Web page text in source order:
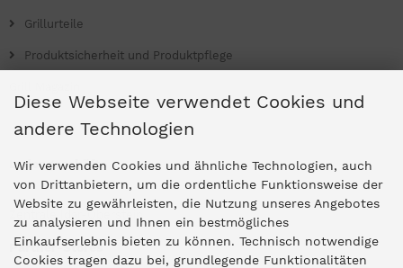
Grillurteile
Produktsicherheit und Produktpflege
Ladengeschäfte
Zentrale Idar-Oberstein
Partner-Stores
Diese Webseite verwendet Cookies und
andere Technologien
Wir verwenden Cookies und ähnliche Technologien, auch
von Drittanbietern, um die ordentliche Funktionsweise der
Website zu gewährleisten, die Nutzung unseres Angebotes
zu analysieren und Ihnen ein bestmögliches
Einkaufserlebnis bieten zu können. Technisch notwendige
Cookies tragen dazu bei, grundlegende Funktionalitäten